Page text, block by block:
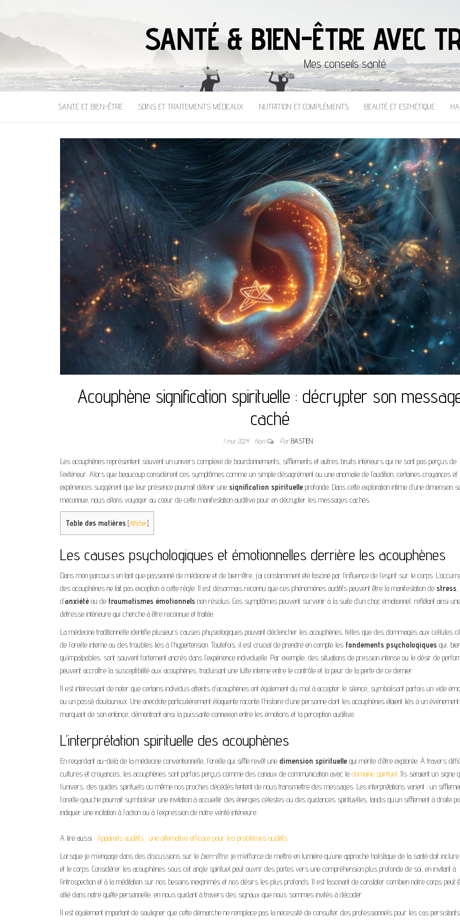
SANTÉ & BIEN-ÊTRE AVEC
Mes conseils santé
SANTÉ ET BIEN-ÊTRE SOINS ET TRAITEMENTS MÉDICAUX NUTRITION ET COMPLÉMENTS BEAUTÉ ET ESTHÉTIQUE
Acouphène signification spirituelle : décrypter son
caché
1 mai 2024 Non ParBASTIEN
Les acouphènes représentent souvent un univers complexe de bourdonnements, sifflements et autres bruits intérieurs qui ne sont pas perçus de
l’extérieur. Alors que beaucoup considèrent ces symptômes comme un simple désagrément ou une anomalie de l’audition, certaines croyances et
expériences suggèrent que leur présence pourrait détenir une signification spirituelle profonde. Dans cette exploration intime d’une dimension
méconnue, nous allons voyager au cœur de cette manifestation auditive pour en décrypter les messages cachés.
Table des matières [Afficher]
Les causes psychologiques et émotionnelles derrière les acouphènes
Dans mon parcours en tant que passionné de médecine et de bien-être, j’ai constamment été fasciné par l’influence de l’esprit sur le corps.
des acouphènes ne fait pas exception à cette règle. Il est désormais reconnu que ces phénomènes auditifs peuvent être la manifestation de stress
d’anxiété ou de traumatismes émotionnels non résolus. Ces symptômes peuvent survenir à la suite d’un choc émotionnel, reflétant ainsi une
détresse intérieure qui cherche à être reconnue et traitée.
La médecine traditionnelle identifie plusieurs causes physiologiques pouvant déclencher les acouphènes, telles que des dommages aux cellules
de l’oreille interne ou des troubles liés à l’hypertension. Toutefois, il est crucial de prendre en compte les fondements psychologiques qui,
qu’impalpables, sont souvent fortement ancrés dans l’expérience individuelle. Par exemple, des situations de pression intense ou le désir de
peuvent accroître la susceptibilité aux acouphènes, traduisant une lutte interne entre le contrôle et la peur de la perte de ce dernier.
Il est intéressant de noter que certains individus atteints d’acouphènes ont également du mal à accepter le silence, symbolisant parfois un vide
ou un passé douloureux. Une anecdote particulièrement éloquente raconte l’histoire d’une personne dont les acouphènes étaient liés à un événement
marquant de son enfance, démontrant ainsi la puissante connexion entre les émotions et la perception auditive.
L’interprétation spirituelle des acouphènes
En regardant au-delà de la médecine conventionnelle, l’oreille qui siffle revêt une dimension spirituelle qui mérite d’être explorée. À travers
cultures et croyances, les acouphènes sont parfois perçus comme des canaux de communication avec le domaine spirituel . Ils seraient un signe
l’univers, des guides spirituels ou même nos proches décédés tentent de nous transmettre des messages. Les interprétations varient ; un
l’oreille gauche pourrait symboliser une invitation à accueillir des énergies célestes ou des guidances spirituelles, tandis qu’un sifflement à droite
indiquer une incitation à l’action ou à l’expression de notre vérité intérieure.
A lire aussi : Appareils auditifs : une alternative efficace pour les problèmes auditifs
Lorsque je m’engage dans des discussions sur le bien-être, je m’efforce de mettre en lumière qu’une approche holistique de la santé doit inclure
et le corps. Considérer les acouphènes sous cet angle spirituel peut ouvrir des portes vers une compréhension plus profonde de soi, en invitant à
l’introspection et à la méditation sur nos besoins inexprimés et nos désirs les plus profonds. Il est fascinant de constater combien notre corps peut
allié dans notre quête personnelle, en nous guidant à travers des signaux que nous sommes invités à décoder.
Il est également important de souligner que cette démarche ne remplace pas la nécessité de consulter des professionnels pour les cas persistants